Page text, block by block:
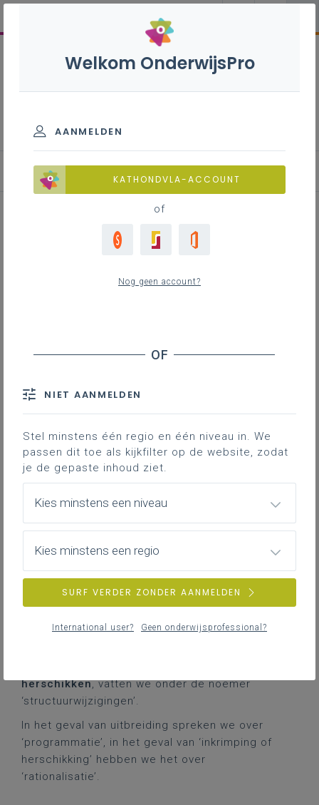
Onderwijsplanning internaten
Externe planningsprocedure
Downloads
Contact
over het item Onderwijsplanning lees je op de
paginaOnderwijsplanning: Wat? Waarom?
Structuurwijzigingen
Elk initiatief dat je als internaatsbestuur
herschikken, vatten we onder de noemer
‘structuurwijzigingen’.
In het geval van uitbreiding spreken we over
‘programmatie’, in het geval van ‘inkrimping of
herschikking’ hebben we het over
‘rationalisatie’.
Welkom OnderwijsPro
AANMELDEN
KATHONDVLA-ACCOUNT
of
Nog geen account?
NIET AANMELDEN
Stel minstens één regio en één niveau in. We
passen dit toe als kijkfilter op de website, zodat
je de gepaste inhoud ziet.
Kies minstens een niveau
Kies minstens een regio
SURF VERDER ZONDER AANMELDEN
International user? Geen onderwijsprofessional?